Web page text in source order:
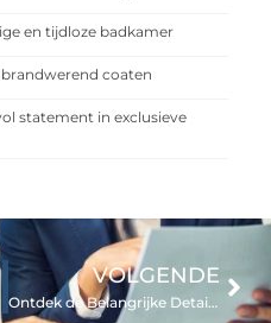
en tijdloze badkamer
coaten
statement in exclusieve
VOLGENDE
Ontdek de Belangrijke Details over de Vuilstort in Venlo